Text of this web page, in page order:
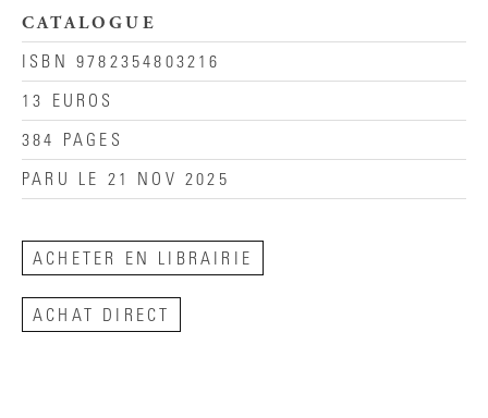
CATALOGUE
ISBN 9782354803216
13 EUROS
384 PAGES
PARU LE 21 NOV 2025
ACHETER EN LIBRAIRIE
ACHAT DIRECT